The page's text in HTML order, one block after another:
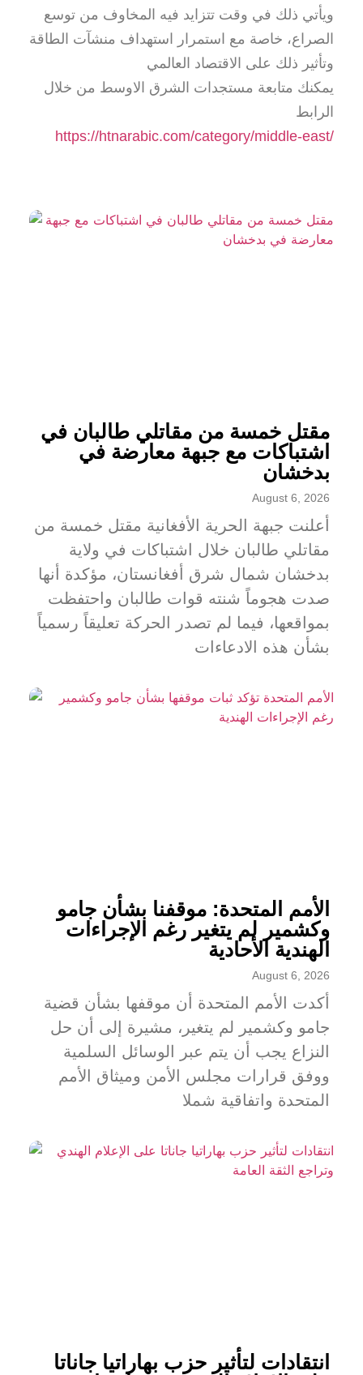
مقتل خمسة من مقاتلي طالبان في
اشتباكات مع جبهة معارضة في
بدخشان
August 6, 2026
أعلنت جبهة الحرية الأفغانية مقتل خمسة من
مقاتلي طالبان خلال اشتباكات في ولاية
بدخشان شمال شرق أفغانستان، مؤكدة أنها
صدت هجوماً شنته قوات طالبان واحتفظت
بمواقعها، فيما لم تصدر الحركة تعليقاً رسمياً
بشأن هذه الادعاءات
الأمم المتحدة: موقفنا بشأن جامو
وكشمير لم يتغير رغم الإجراءات
الهندية الأحادية
August 6, 2026
أكدت الأمم المتحدة أن موقفها بشأن قضية
جامو وكشمير لم يتغير، مشيرة إلى أن حل
النزاع يجب أن يتم عبر الوسائل السلمية
ووفق قرارات مجلس الأمن وميثاق الأمم
المتحدة واتفاقية شملا
انتقادات لتأثير حزب بهاراتيا جاناتا
ويأتي ذلك في وقت تتزايد فيه المخاوف من توسع
الصراع، خاصة مع استمرار استهداف منشآت الطاقة
وتأثير ذلك على الاقتصاد العالمي
يمكنك متابعة مستجدات الشرق الاوسط من خلال
الرابط
https://htnarabic.com/category/middle-east/